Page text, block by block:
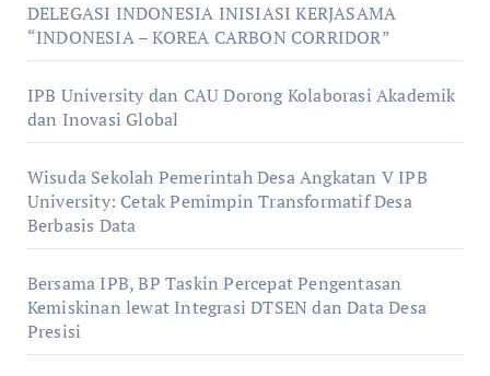
DELEGASI INDONESIA INISIASI KERJASAMA
“INDONESIA – KOREA CARBON CORRIDOR”
IPB University dan CAU Dorong Kolaborasi Akademik
dan Inovasi Global
Wisuda Sekolah Pemerintah Desa Angkatan V IPB
University: Cetak Pemimpin Transformatif Desa
Berbasis Data
Bersama IPB, BP Taskin Percepat Pengentasan
Kemiskinan lewat Integrasi DTSEN dan Data Desa
Presisi